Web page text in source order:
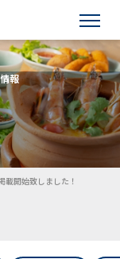
報
開始致しました！